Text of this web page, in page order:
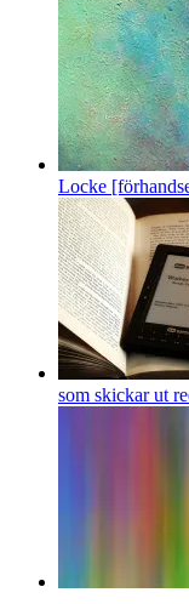
Locke
som skickar ut